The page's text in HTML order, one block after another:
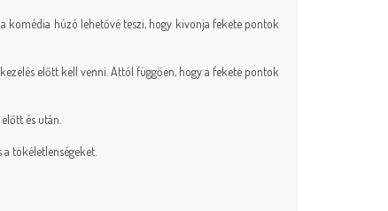
komédia húzó lehetővé teszi, hogy kivonja fekete pontok
előtt kell venni. Attól függően, hogy a fekete pontok
és után.
tökéletlenségeket.